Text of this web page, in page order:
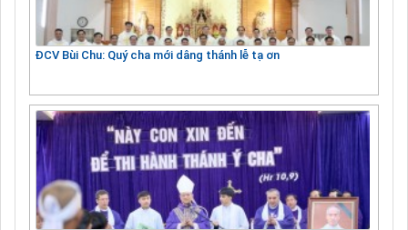
ĐCV Bùi Chu: Quý cha mới dâng thánh lễ tạ ơn